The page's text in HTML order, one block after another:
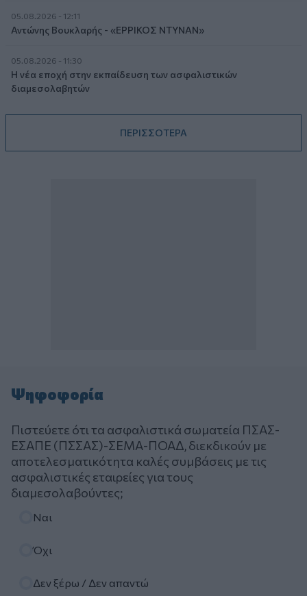
05.08.2026 - 12:11
Αντώνης Βουκλαρής - «ΕΡΡΙΚΟΣ ΝΤΥΝΑΝ»
05.08.2026 - 11:30
Η νέα εποχή στην εκπαίδευση των ασφαλιστικών
διαμεσολαβητών
ΠΕΡΙΣΣΟΤΕΡΑ
Ψηφοφορία
Πιστεύετε ότι τα ασφαλιστικά σωματεία ΠΣΑΣ-
ΕΣΑΠΕ (ΠΣΣΑΣ)-ΣΕΜΑ-ΠΟΑΔ, διεκδικούν με
αποτελεσματικότητα καλές συμβάσεις με τις
ασφαλιστικές εταιρείες για τους
διαμεσολαβούντες;
Ναι
Όχι
Δεν ξέρω / Δεν απαντώ